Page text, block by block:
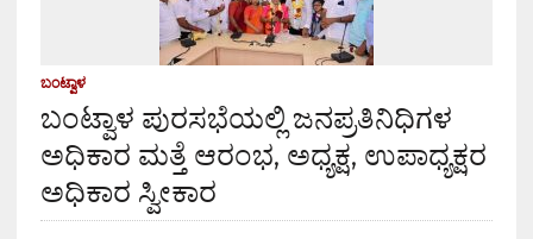
ಬಂಟ್ವಾಳ
ಬಂಟ್ವಾಳ ಪುರಸಭೆಯಲ್ಲಿ ಜನಪ್ರತಿನಿಧಿಗಳ
ಅಧಿಕಾರ ಮತ್ತೆ ಆರಂಭ, ಅಧ್ಯಕ್ಷ, ಉಪಾಧ್ಯಕ್ಷರ
ಅಧಿಕಾರ ಸ್ವೀಕಾರ